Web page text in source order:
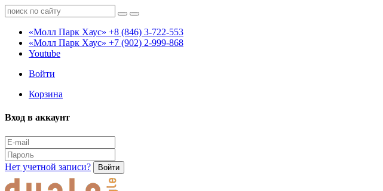
«Молл Парк Хаус» +8 (846) 3-722-553
«Молл Парк Хаус» +7 (902) 2-999-868
Youtube
Войти
Корзина
Вход в аккаунт
Нет учетной записи? Войти